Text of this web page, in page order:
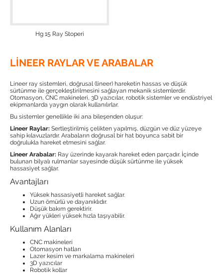
Hg 15 Ray Stoperi
LINEER RAYLAR VE ARABALAR
Lineer ray sistemleri, doğrusal (lineer) hareketin hassas ve düşük
sürtünme ile gerçekleştirilmesini sağlayan mekanik sistemlerdir.
Otomasyon, CNC makineleri, 3D yazıcılar, robotik sistemler ve endüstriyel
ekipmanlarda yaygın olarak kullanılırlar.
Bu sistemler genellikle iki ana bileşenden oluşur:
Lineer Raylar: Sertleştirilmiş çelikten yapılmış, düzgün ve düz yüzeye
sahip kılavuzlardır. Arabaların doğrusal bir hat boyunca sabit bir
doğrulukla hareket etmesini sağlar.
Lineer Arabalar: Ray üzerinde kayarak hareket eden parçadır. İçinde
bulunan bilyalı rulmanlar sayesinde düşük sürtünme ile yüksek
hassasiyet sağlar.
Avantajları
Yüksek hassasiyetli hareket sağlar.
Uzun ömürlü ve dayanıklıdır.
Düşük bakım gerektirir.
Ağır yükleri yüksek hızla taşıyabilir.
Kullanım Alanları
CNC makineleri
Otomasyon hatları
Lazer kesim ve markalama makineleri
3D yazıcılar
Robotik kollar